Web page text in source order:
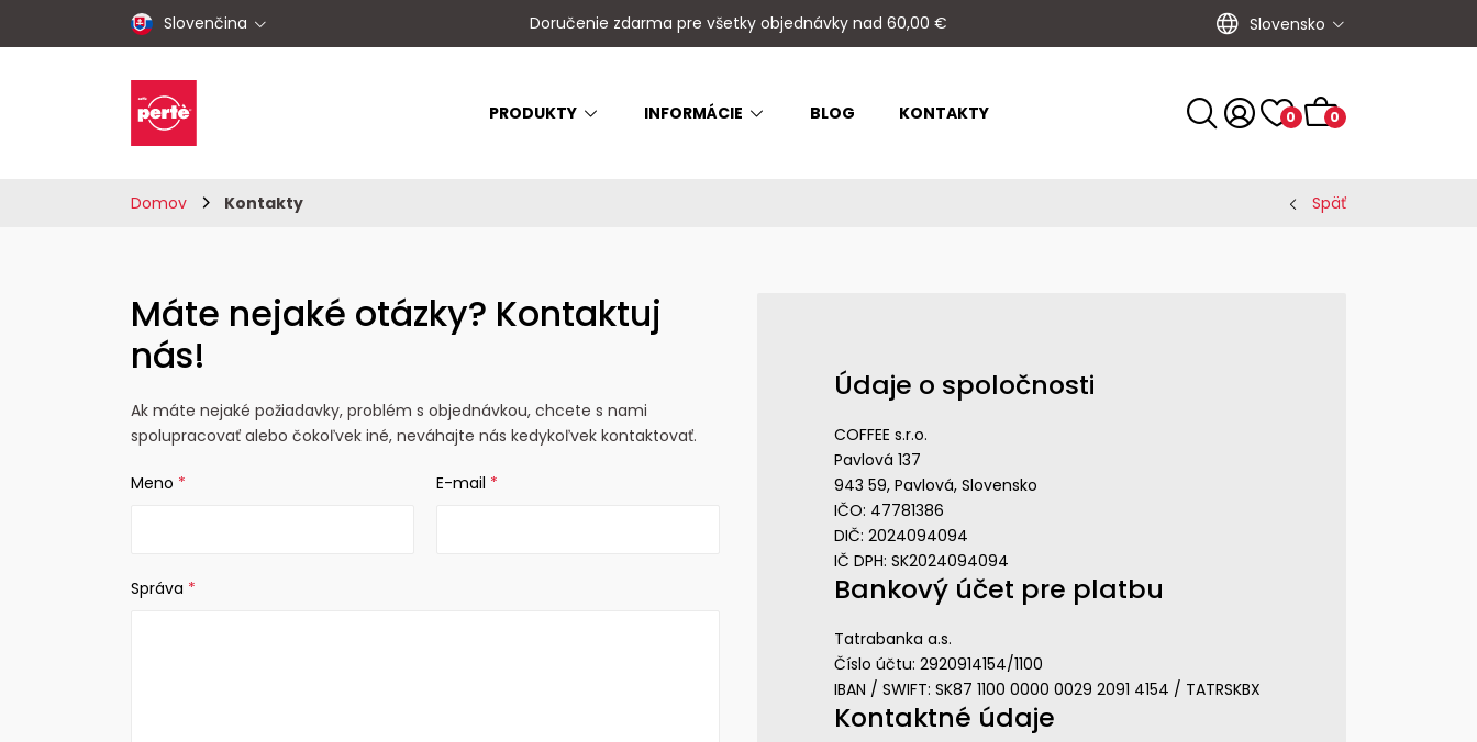
Slovenčina Doručenie zdarma pre všetky objednávky nad 60,00 € Slovensko
PRODUKTY INFORMÁCIE BLOG KONTAKTY 0 0
Domov Kontakty Späť
Máte nejaké otázky? Kontaktuj
nás!
Ak máte nejaké požiadavky, problém s objednávkou, chcete s nami
spolupracovať alebo čokoľvek iné, neváhajte nás kedykoľvek kontaktovať.
Meno * E-mail *
Správa *
Údaje o spoločnosti
COFFEE s.r.o.
Pavlová 137
943 59, Pavlová, Slovensko
IČO: 47781386
DIČ: 2024094094
IČ DPH: SK2024094094
Bankový účet pre platbu
Tatrabanka a.s.
Číslo účtu: 2920914154/1100
IBAN / SWIFT: SK87 1100 0000 0029 2091 4154 / TATRSKBX
Kontaktné údaje